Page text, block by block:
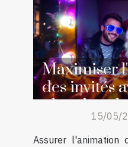
Maximiser
des invités
15/05/
Assurer l'animation